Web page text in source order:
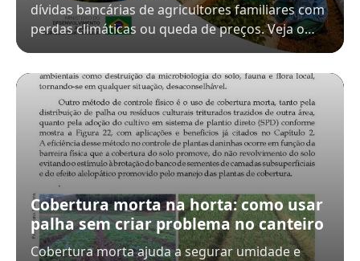
dívidas bancárias de agricultores familiares com
perdas climáticas ou queda de preços. Veja o…
Cobertura morta na horta: como usar
palha sem criar problema no canteiro
Cobertura morta ajuda a segurar umidade e